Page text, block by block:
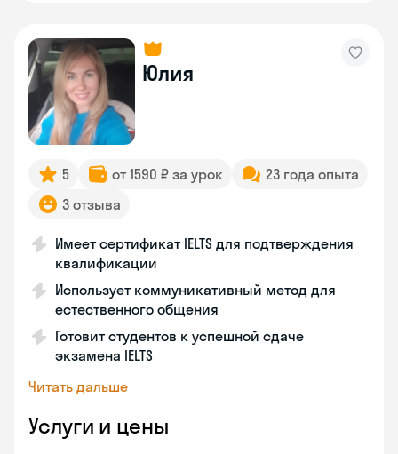
Юлия
5 от 1590 ₽ за урок
23 года опыта
3 отзыва
Имеет сертификат IELTS для подтверждения
квалификации
Использует коммуникативный метод для
естественного общения
Готовит студентов к успешной сдаче
экзамена IELTS
Читать дальше
Услуги и цены